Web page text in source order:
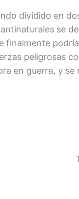
dividido en
se
finalmente
peligrosas
en guerra, y se